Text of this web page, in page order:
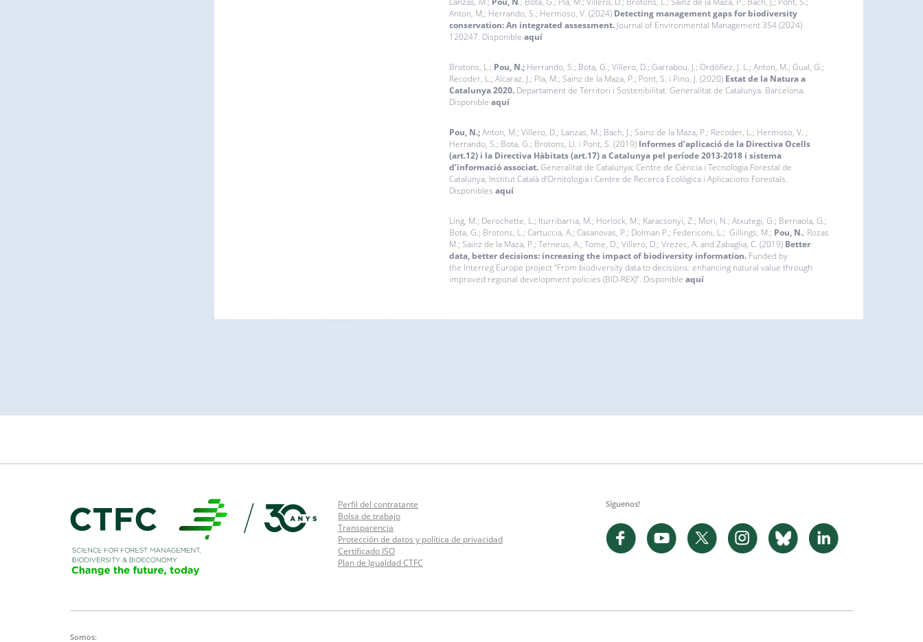
Anton, M,; Herrando, S.; Hermoso, V. (2024) Detecting management gaps for biodiversity
conservation: An integrated assessment.Journal of Environmental Management 354 (2024)
120247. Disponible aquí
Brotons, L.; Pou, N.;Herrando, S.; Bota, G.; Villero, D.; Garrabou, J.; Ordóñez, J. L.; Anton, M.; Gual, G.;
Recoder, L.; Alcaraz, J.; Pla, M.; Sainz de la Maza, P.; Pont, S. i Pino, J. (2020) Estat de la Natura a
Catalunya 2020.Departament de Territori i Sostenibilitat. Generalitat de Catalunya. Barcelona.
Disponible aquí
Pou, N.;Anton, M.; Villero, D.; Lanzas, M.; Bach, J.; Sainz de la Maza, P.; Recoder, L.; Hermoso, V. ;
Herrando, S.; Bota, G.; Brotons, Ll. i Pont, S. (2019) Informes d’aplicació de la Directiva Ocells
(art.12) i la Directiva Hàbitats (art.17) a Catalunya pel període 2013-2018 i sistema
d’informació associat.Generalitat de Catalunya; Centre de Ciència i Tecnologia Forestal de
Catalunya, Institut Català d’Ornitologia i Centre de Recerca Ecològica i Aplicacions Forestals.
Disponibles aquí
Ling, M.; Derochette, L.; Iturribarria, M.; Horlock, M.; Karacsonyi, Z.; Mori, N.; Atxutegi, G.; Bernaola, G.;
Bota, G.; Brotons, L.; Cartuccia, A.; Casanovas, P.; Dolman P.; Federiconi, L.; Gillings, M.; Pou, N.; Rozas
M.; Sainz de la Maza, P.; Terneus, A.; Tome, D.; Villero, D.; Vrezec, A. and Zabaglia, C. (2019) Better
data, better decisions: increasing the impact of biodiversity information. Funded by
the Interreg Europe project “From biodiversity data to decisions: enhancing natural value through
improved regional development policies (BID-REX)”. Disponible aquí
Perfil del contratante
Bolsa de trabajo
Transparencia
Protección de datos y política de privacidad
Certificado ISO
Plan de Igualdad CTFC
Síguenos!
Somos: